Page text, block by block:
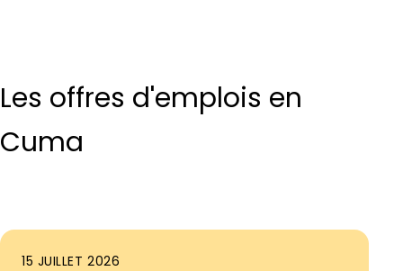
Les offres d'emplois en
Cuma
15 JUILLET 2026